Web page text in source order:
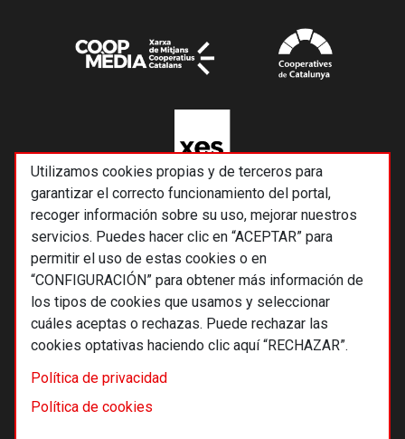
Utilizamos cookies propias y de terceros para
garantizar el correcto funcionamiento del portal,
recoger información sobre su uso, mejorar nuestros
servicios. Puedes hacer clic en “ACEPTAR” para
permitir el uso de estas cookies o en
“CONFIGURACIÓN” para obtener más información de
los tipos de cookies que usamos y seleccionar
cuáles aceptas o rechazas. Puede rechazar las
cookies optativas haciendo clic aquí “RECHAZAR”.
Política de privacidad
Política de cookies
© 2026 Alternativas económicas SCCL
Footer
Términos y condiciones de uso